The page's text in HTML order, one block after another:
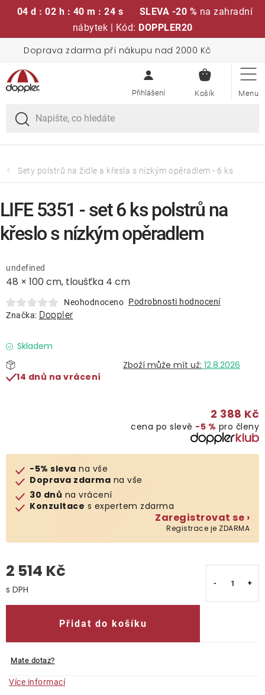
04 d : 02 h : 40 m : 23 s SLEVA -20 % na zahradní
nábytek | Kód: DOPPLER20
obsah
Doprava zdarma při nákupu nad 2000 Kč
KOŠÍK
Sedací soupravy
Slunečníky
Křesla a židle
Lavice a houpačky
Lehátka
Doplňky
Deštníky
Gastro produkty
Klub výhod
Sety polstrů na židle a křesla s nízkým opěradlem - 6 ks
48 × 100 cm, tloušťka 4 cm
undefined
Neohodnoceno Podrobnosti hodnocení
Značka: Doppler
Skladem
12.8.2026
14 dnů na vrácení
2 388 Kč
cena po slevě −5 % pro členy
-5% sleva na vše
Doprava zdarma na vše
30 dnů na vrácení
Konzultace s expertem zdarma
Zaregistrovat se ›
Registrace je ZDARMA
2 514 Kč
Přidat do košíku
Mate dotaz?
Více informací
LIFE 5351 - set 6 ks polstrů na
křeslo s nízkým opěradlem